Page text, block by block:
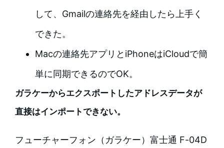
して、Gmailの連絡先を経由したら上手く
できた。
Macの連絡先アプリとiPhoneはiCloudで簡
単に同期できるのでOK。
ガラケーからエクスポートしたアドレスデータが
直接はインポートできない。
フューチャーフォン（ガラケー）富士通 F-04D